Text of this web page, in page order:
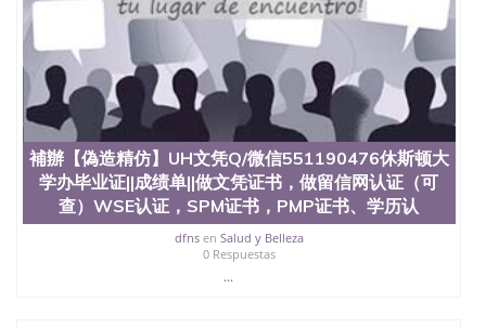
補辦【偽造精仿】UH文凭Q/微信551190476休斯顿大
学办毕业证||成绩单||做文凭证书，做留信网认证（可
查）WSE认证，SPM证书，PMP证书、学历认
dfnsen Salud y Belleza
0 Respuestas
...